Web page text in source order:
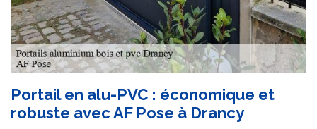
Portail en alu-PVC : économique et
robuste avec AF Pose à Drancy